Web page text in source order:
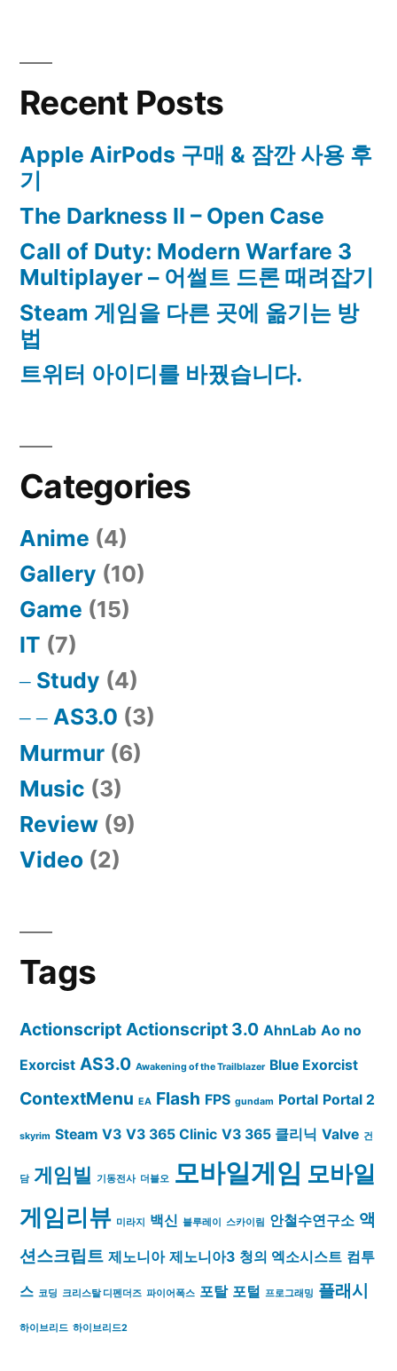
Recent Posts
Apple AirPods 구매 & 잠깐 사용 후
기
The Darkness II – Open Case
Call of Duty: Modern Warfare 3
Multiplayer – 어썰트 드론 때려잡기
Steam 게임을 다른 곳에 옮기는 방
법
트위터 아이디를 바꿨습니다.
Categories
Anime (4)
Gallery (10)
Game (15)
IT (7)
Study (4)
AS3.0 (3)
Murmur (6)
Music (3)
Review (9)
Video (2)
Tags
Actionscript Actionscript 3.0 AhnLab Ao no
Exorcist AS3.0 Awakening of the Trailblazer Blue Exorcist
ContextMenu EA Flash FPS gundam Portal Portal 2
skyrim Steam V3 V3 365 Clinic V3 365 클리닉 Valve 건
담 게임빌 기동전사 더블오 모바일게임 모바일
게임리뷰 미라지 백신 블루레이 스카이림 안철수연구소 액
션스크립트 제노니아 제노니아3 청의 엑소시스트 컴투
스 코딩 크리스탈 디펜더즈 파이어폭스 포탈 포털 프로그래밍 플래시
하이브리드 하이브리드2